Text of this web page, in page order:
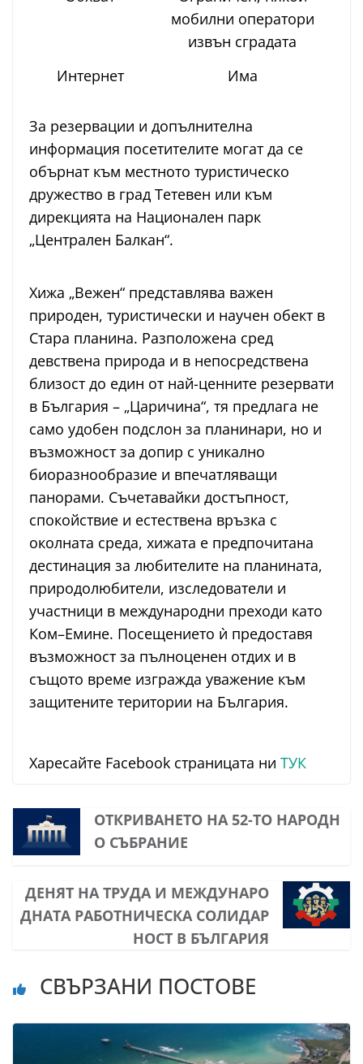
мобилни оператори
извън сградата
Интернет
Има
За резервации и допълнителна
информация посетителите могат да се
обърнат към местното туристическо
дружество в град Тетевен или към
дирекцията на Национален парк
„Централен Балкан“.
Хижа „Вежен“ представлява важен
природен, туристически и научен обект в
Стара планина. Разположена сред
девствена природа и в непосредствена
близост до един от най-ценните резервати
в България – „Царичина“, тя предлага не
само удобен подслон за планинари, но и
възможност за допир с уникално
биоразнообразие и впечатляващи
панорами. Съчетавайки достъпност,
спокойствие и естествена връзка с
околната среда, хижата е предпочитана
дестинация за любителите на планината,
природолюбители, изследователи и
участници в международни преходи като
Ком–Емине. Посещението ѝ предоставя
възможност за пълноценен отдих и в
същото време изгражда уважение към
защитените територии на България.
Харесайте Facebook страницата ни ТУК
ОТКРИВАНЕТО НА 52-ТО НАРОДН
О СЪБРАНИЕ
ДЕНЯТ НА ТРУДА И МЕЖДУНАРО
ДНАТА РАБОТНИЧЕСКА СОЛИДАР
НОСТ В БЪЛГАРИЯ
СВЪРЗАНИ ПОСТОВЕ